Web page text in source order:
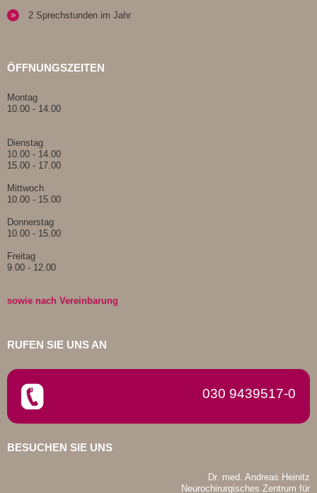
2 Sprechstunden im Jahr
ÖFFNUNGSZEITEN
Montag
10.00 - 14.00
Dienstag
10.00 - 14.00
15.00 - 17.00
Mittwoch
10.00 - 15.00
Donnerstag
10.00 - 15.00
Freitag
9.00 - 12.00
sowie nach Vereinbarung
RUFEN SIE UNS AN
030 9439517-0
BESUCHEN SIE UNS
Dr. med. Andreas Heinitz
Neurochirurgisches Zentrum für